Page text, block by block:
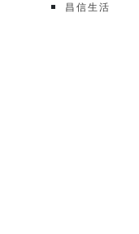
昌信生活